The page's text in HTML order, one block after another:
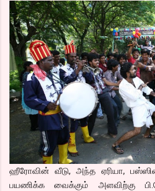
ஹீரோவின் வீடு, அந்த ஏரியா,
பயணிக்க வைக்கும் அளவிற்கு